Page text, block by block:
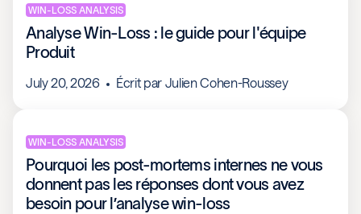
WIN-LOSS ANALYSIS
Analyse Win-Loss : le guide pour l'équipe
Produit
July 20, 2026 Écrit par Julien Cohen-Roussey
WIN-LOSS ANALYSIS
Pourquoi les post-mortems internes ne vous
donnent pas les réponses dont vous avez
besoin pour l’analyse win-loss